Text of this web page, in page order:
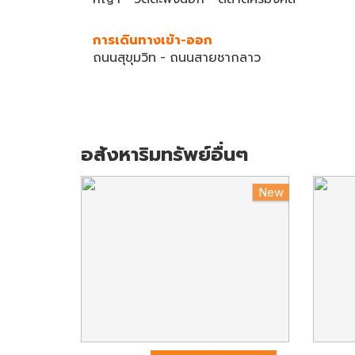
การเดินทางเข้า-ออก
ถนนสุขุมวิท - ถนนสายชากลาว
อสังหาริมทรัพย์อื่นๆ
New